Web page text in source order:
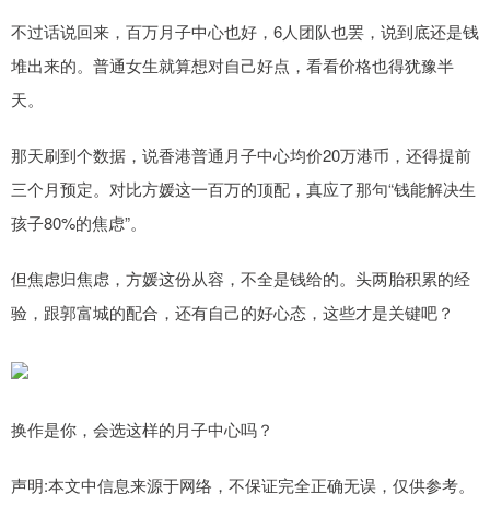
不过话说回来，百万月子中心也好，6人团队也罢，说到底还是钱
堆出来的。普通女生就算想对自己好点，看看价格也得犹豫半
天。
那天刷到个数据，说香港普通月子中心均价20万港币，还得提前
三个月预定。对比方媛这一百万的顶配，真应了那句“钱能解决生
孩子80%的焦虑”。
但焦虑归焦虑，方媛这份从容，不全是钱给的。头两胎积累的经
验，跟郭富城的配合，还有自己的好心态，这些才是关键吧？
换作是你，会选这样的月子中心吗？
声明:本文中信息来源于网络，不保证完全正确无误，仅供参考。